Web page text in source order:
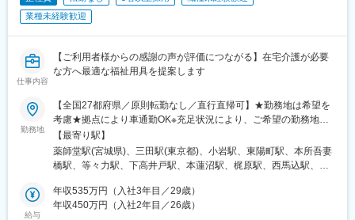
業種未経験歓迎
仕事内容
【ご利用者様からの感謝の声が評価につながる】在宅介護が必要
な方へ最適な福祉用具を提案します
勤務地
【全国27都府県／原則転勤なし／直行直帰可】★勤務地は希望を
考慮★拠点により車通勤OK※充足状況により、ご希望の勤務地で
の募集が終了している場合があります。※転居を伴う転勤の有無
は、半年ごとに希望を伺い、選択いただけます。■東北■・宮城県
（仙台市）■関東■・東京都（東京23区など）・神奈川県（横浜市
城県（水戸市）・栃木県（宇都宮市／足利市）・群馬県（前橋
市）■東海■・愛知県（名古屋市／豊田市／豊橋市／小牧市）・静
【最寄り駅】
薬師堂駅(宮城県)、三田駅(東京都)、小岩駅、東陽町駅、本所吾妻
橋駅、等々力駅、下高井戸駅、本蓮沼駅、梶原駅、西馬込駅、練
調布駅、田無駅、新横浜駅、上大岡駅、二俣川駅、武蔵新城駅、
鷺沼駅、湘南深沢駅、淵野辺駅、南林間駅、南浦和駅、大宮駅(埼
給与
年収535万円（入社3年目／29歳）
年収450万円（入社2年目／26歳）